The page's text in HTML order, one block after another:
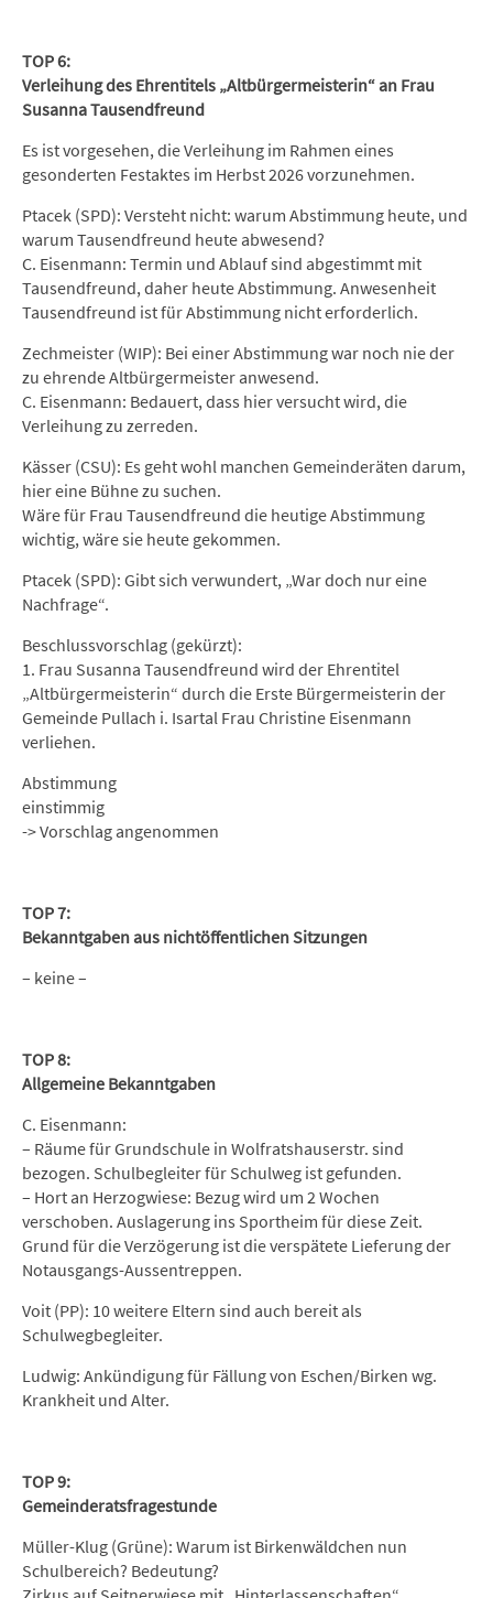
TOP 6:
Verleihung des Ehrentitels „Altbürgermeisterin“ an Frau
Susanna Tausendfreund
Es ist vorgesehen, die Verleihung im Rahmen eines
gesonderten Festaktes im Herbst 2026 vorzunehmen.
Ptacek (SPD): Versteht nicht: warum Abstimmung heute, und
warum Tausendfreund heute abwesend?
C. Eisenmann: Termin und Ablauf sind abgestimmt mit
Tausendfreund, daher heute Abstimmung. Anwesenheit
Tausendfreund ist für Abstimmung nicht erforderlich.
Zechmeister (WIP): Bei einer Abstimmung war noch nie der
zu ehrende Altbürgermeister anwesend.
C. Eisenmann: Bedauert, dass hier versucht wird, die
Verleihung zu zerreden.
Kässer (CSU): Es geht wohl manchen Gemeinderäten darum,
hier eine Bühne zu suchen.
Wäre für Frau Tausendfreund die heutige Abstimmung
wichtig, wäre sie heute gekommen.
Ptacek (SPD): Gibt sich verwundert, „War doch nur eine
Nachfrage“.
Beschlussvorschlag (gekürzt):
1. Frau Susanna Tausendfreund wird der Ehrentitel
„Altbürgermeisterin“ durch die Erste Bürgermeisterin der
Gemeinde Pullach i. Isartal Frau Christine Eisenmann
verliehen.
Abstimmung
einstimmig
-> Vorschlag angenommen
TOP 7:
Bekanntgaben aus nichtöffentlichen Sitzungen
– keine –
TOP 8:
Allgemeine Bekanntgaben
C. Eisenmann:
– Räume für Grundschule in Wolfratshauserstr. sind
bezogen. Schulbegleiter für Schulweg ist gefunden.
– Hort an Herzogwiese: Bezug wird um 2 Wochen
verschoben. Auslagerung ins Sportheim für diese Zeit.
Grund für die Verzögerung ist die verspätete Lieferung der
Notausgangs-Aussentreppen.
Voit (PP): 10 weitere Eltern sind auch bereit als
Schulwegbegleiter.
Ludwig: Ankündigung für Fällung von Eschen/Birken wg.
Krankheit und Alter.
TOP 9:
Gemeinderatsfragestunde
Müller-Klug (Grüne): Warum ist Birkenwäldchen nun
Schulbereich? Bedeutung?